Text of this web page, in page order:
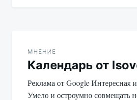
МНЕНИЕ
Календарь от
Реклама от Google Интересная
Умело и остроумно совмещать